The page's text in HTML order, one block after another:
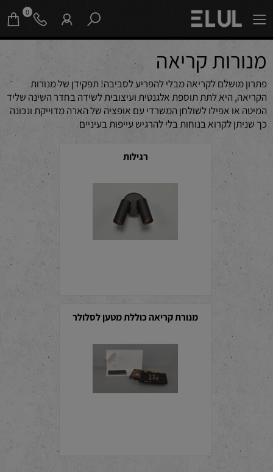
0
מנורות קריאה
פתרון מושלם לקריאה מבלי להפריע לסביבה! תפקידן של מנורות
הקריאה, היא לתת תוספת אלגנטית ועיצובית לשידה בחדר השינה שליד
המיטה או אפילו לשולחן המשרדי עם אופציה של הארה מדוייקת ונכונה
כך שניתן לקרוא בנוחות בלי להרגיש עייפות בעיניים
רגילות
מנורת קריאה כוללת מטען לסלולר